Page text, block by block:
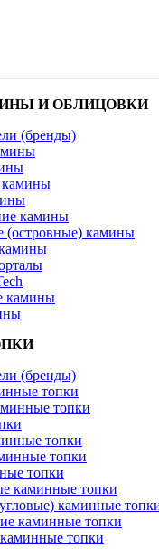
И ОБЛИЦОВКИ
(бренды)
камины
(островные) камины
камины
(бренды)
топки
топки
топки
топки
топки
каминные топки
каминные
каминные топки
топки